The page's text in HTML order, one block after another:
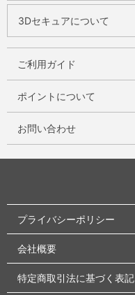
3Dセキュアについて
ご利用ガイド
ポイントについて
お問い合わせ
プライバシーポリシー
会社概要
特定商取引法に基づく表記